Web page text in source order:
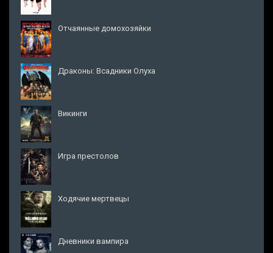
Отчаянные домохозяйки
Драконы: Всадники Олуха
Викинги
Игра престолов
Ходячие мертвецы
Дневники вампира